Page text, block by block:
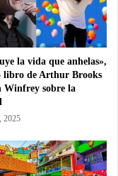
la vida que anhelas»,
libro de Arthur Brooks
Winfrey sobre la
2025